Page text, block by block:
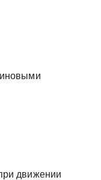
движении